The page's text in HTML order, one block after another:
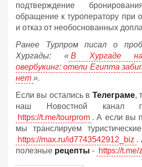
подтверждение
обращение к туроператору при
и отказ от необоснованных
Ранее Турпром писал о
Хургады: « В Хургаде
овербукинг: отели Египта
нет ».
Если вы остались в Телеграме,
наш Новостной канал
https://t.me/tourprom . А если вы
мы транслируем
https://max.ru/id7743542912_biz .
полезные рецепты - https://